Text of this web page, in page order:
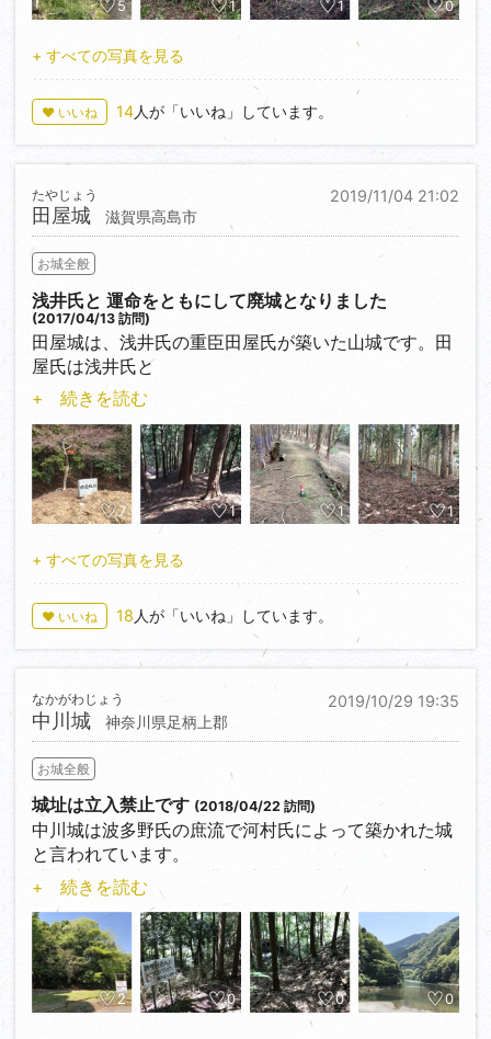
など確認できますが、
跡が多いですが、
後世のモノと思われます。
5 1 1 0
+ すべての写真を見る
♥ いいね 14人が「いいね」しています。
2019/11/04 21:02
田屋城
たやじょう
滋賀県高島市
お城全般
浅井氏と 運命をともにして廃城となりました
(2017/04/13 訪問)
田屋城は、浅井氏の重臣田屋氏が築いた山城です。田
屋氏は浅井氏と
運命をともにして、小谷城落城とともに廃城となりま
した。
登城口手前＜35.462922,136.024791＞に案内板を確
認して路駐、獣害
防止柵を開閉して登城開始、口ノ丸経由で主郭跡まで
竪堀群・土橋・横堀・土塁跡など良く残っている山城
です。
+ 続きを読む
7 1 1 1
+ すべての写真を見る
♥ いいね 18人が「いいね」しています。
2019/10/29 19:35
中川城
なかがわじょう
神奈川県足柄上郡
お城全般
城址は立入禁止です (2018/04/22 訪問)
中川城は波多野氏の庶流で河村氏によって築かれた城
と言われています。
武田氏の侵攻に備えた北条氏の前線基地として、永禄
１２年（1569）
武田信玄により、また天正９年（1581）武田勝頼に攻
められています。
その後、天正１８年（1590）の豊臣秀吉による「小田
原征伐」の際に
+ 続きを読む
2 0 0 0